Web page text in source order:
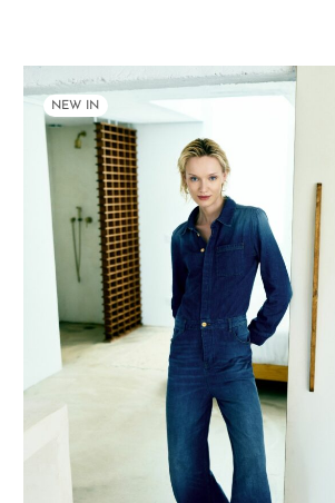
NEW IN